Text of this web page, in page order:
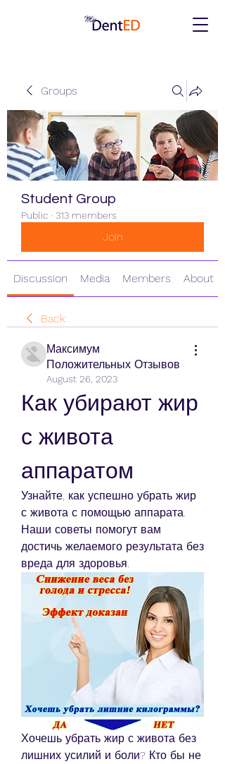
Groups
Student Group
Public · 313 members
Join
Discussion Media Members About
Back
Максимум
Положительных Отзывов
August 26, 2023
Как убирают жир
с живота
аппаратом
Узнайте, как успешно убрать жир
с живота с помощью аппарата.
Наши советы помогут вам
достичь желаемого результата без
вреда для здоровья.
Хочешь убрать жир с живота без
лишних усилий и боли? Кто бы не